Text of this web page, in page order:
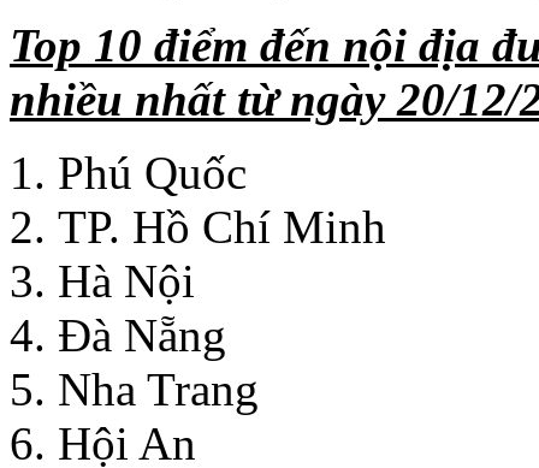
Top 10 điểm đến nội địa
nhiều nhất từ ngày 20/12/
Phú Quốc
TP. Hồ Chí Minh
Hà Nội
Đà Nẵng
Nha Trang
Hội An